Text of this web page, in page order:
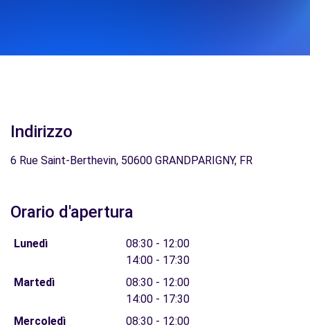
Indirizzo
6 Rue Saint-Berthevin, 50600 GRANDPARIGNY, FR
Orario d'apertura
Lunedì
08:30 - 12:00
14:00 - 17:30
Martedì
08:30 - 12:00
14:00 - 17:30
Mercoledì
08:30 - 12:00